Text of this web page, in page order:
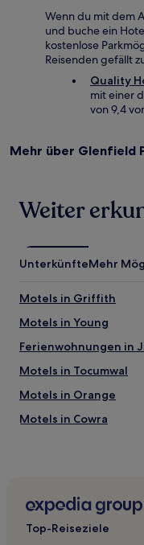
Wenn du mit dem
und buche ein
kostenlose
Reisenden gefällt
Quality
mit einer
von 9,4
Mehr über Glenfield
Weiter
UnterkünfteMehr
Motels in Griffith
Motels in Young
Ferienwohnungen in
Motels in Tocumwal
Motels in Orange
Motels in Cowra
3-Sterne-Hotels in
4-Sterne-Hotels in
Top-Reiseziele